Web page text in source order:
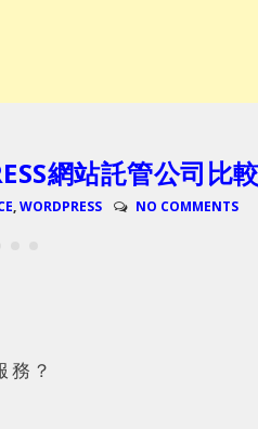
網站託管公司比
,WORDPRESS NO COMMENTS
？